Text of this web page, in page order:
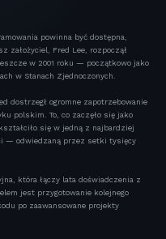
powinna być dostępna,
założyciel, Fred Lee, rozpoczął
w 2001 roku — początkowo jako
w Stanach Zjednoczonych.
dostrzegł ogromne zapotrzebowanie
polskim. To, co zaczęło się jako
się w jedną z najbardziej
— odwiedzaną przez setki tysięcy
która łączy lata doświadczenia z
jest przygotowanie kolejnego
po zaawansowane projekty